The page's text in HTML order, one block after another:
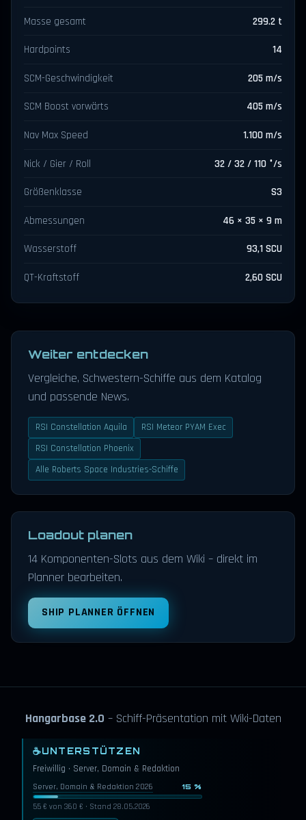
Masse gesamt 299.2 t
Hardpoints 14
SCM-Geschwindigkeit 205 m/s
SCM Boost vorwärts 405 m/s
Nav Max Speed 1.100 m/s
Nick / Gier / Roll 32 / 32 / 110 °/s
Größenklasse S3
Abmessungen 46 × 35 × 9 m
Wasserstoff 93,1 SCU
QT-Kraftstoff 2,60 SCU
Weiter entdecken
Vergleiche, Schwestern-Schiffe aus dem Katalog
und passende News.
RSI Constellation Aquila
RSI Meteor PYAM Exec
RSI Constellation Phoenix
Alle Roberts Space Industries-Schiffe
Loadout planen
14 Komponenten-Slots aus dem Wiki – direkt im
Planner bearbeiten.
SHIP PLANNER ÖFFNEN
Hangarbase 2.0 – Schiff-Präsentation mit Wiki-Daten
☕UNTERSTÜTZEN
Freiwillig · Server, Domain & Redaktion
Server, Domain & Redaktion 2026 15 %
55 € von 360 € · Stand 28.05.2026